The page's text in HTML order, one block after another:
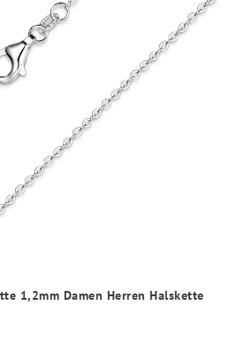
1,2mm Damen Herren Halskette